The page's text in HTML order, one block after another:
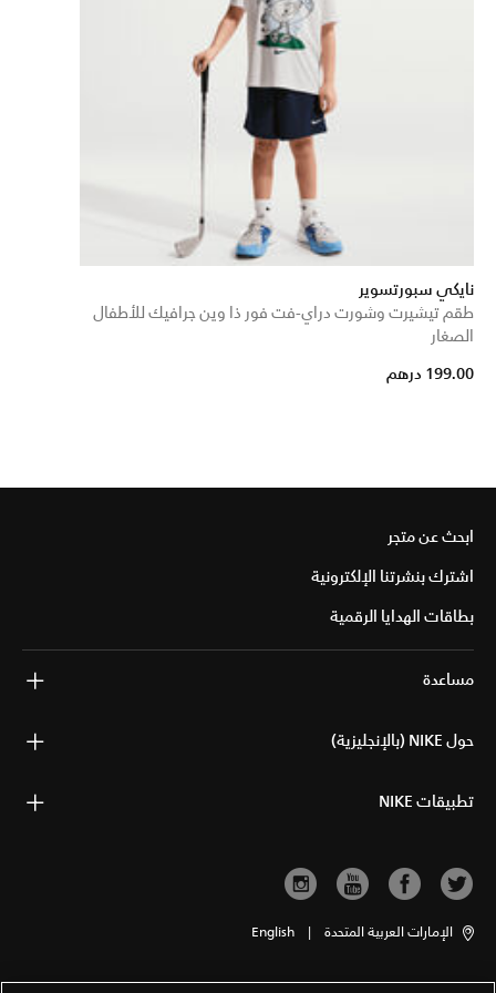
نايكي سبورتسوير
طقم تيشيرت وشورت دراي-فت فور ذا وين جرافيك للأطفال
الصغار
199.00 درهم
ابحث عن متجر
اشترك بنشرتنا الإلكترونية
بطاقات الهدايا الرقمية
مساعدة
حول NIKE (بالإنجليزية)
تطبيقات NIKE
الإمارات العربية المتحدة |
English